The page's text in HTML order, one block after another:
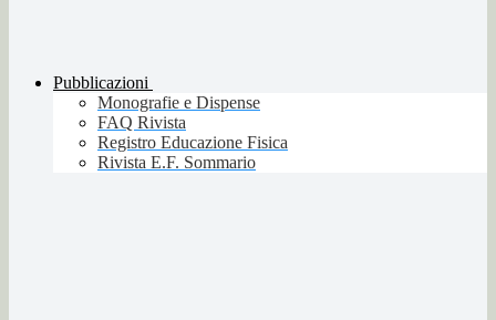
Pubblicazioni
Monografie e Dispense
FAQ Rivista
Registro Educazione Fisica
Rivista E.F. Sommario